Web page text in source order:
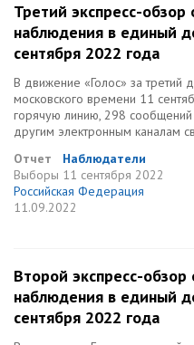
Третий экспресс-
наблюдения в единый
сентября 2022 года
В движение «Голос» за третий
московского времени 11
горячую линию, 298
другим электронным каналам
Отчет
Наблюдатели
Выборы 11 сентября 2022
Российская Федерация
11.09.2022
Второй экспресс-
наблюдения в единый
сентября 2022 года